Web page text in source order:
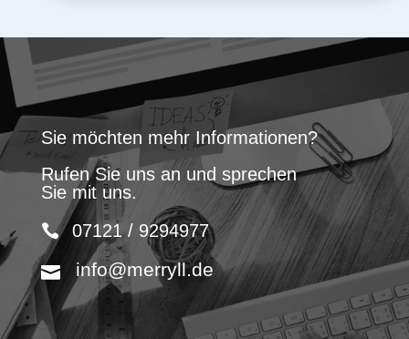
Sie möchten mehr Informationen?
Rufen Sie uns an und sprechen
Sie mit uns.
07121 / 9294977
info@merryll.de